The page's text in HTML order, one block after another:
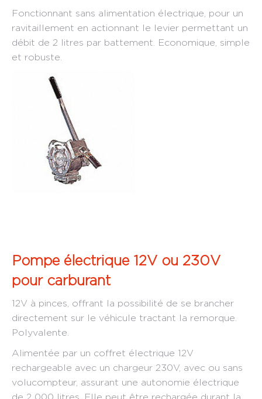
Fonctionnant sans alimentation électrique, pour un
ravitaillement en actionnant le levier permettant un
débit de 2 litres par battement. Economique, simple
et robuste.
Pompe électrique 12V ou 230V
pour carburant
12V à pinces, offrant la possibilité de se brancher
directement sur le véhicule tractant la remorque.
Polyvalente.
Alimentée par un coffret électrique 12V
rechargeable avec un chargeur 230V, avec ou sans
volucompteur, assurant une autonomie électrique
de 2 000 litres. Elle peut être rechargée durant la